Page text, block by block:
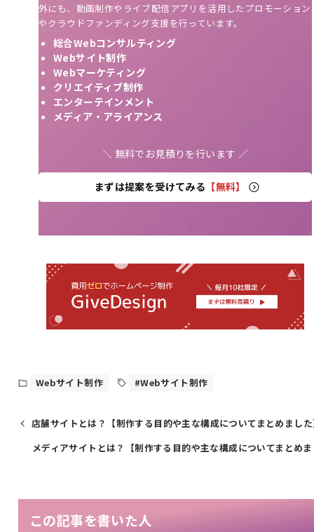
外にも、動画制作やライブ配信アプリを活用したプロモーション
やクラウドファンディング支援を行っています。
総合Webコンサルティング
Webサイト制作
Webマーケティング
クリエイティブ制作
エンターテインメント
メディア・アライアンス
＼ 無料でお見積りを行います ／
まずは提案を受けてみる 【無料】
Webサイト制作 #Webサイト制作
店舗サイトとは？【制作する目的や主な構成についてまとめまし
メディアサイトとは？【制作する目的や主な構成についてまとめ
この記事を書いた人